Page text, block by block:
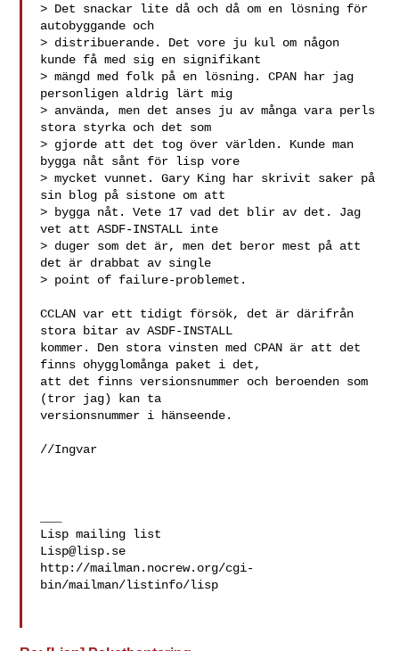
> Det snackar lite då och då om en lösning för
autobyggande och
> distribuerande. Det vore ju kul om någon
kunde få med sig en signifikant
> mängd med folk på en lösning. CPAN har jag
personligen aldrig lärt mig
> använda, men det anses ju av många vara perls
stora styrka och det som
> gjorde att det tog över världen. Kunde man
bygga nåt sånt för lisp vore
> mycket vunnet. Gary King har skrivit saker på
sin blog på sistone om att
> bygga nåt. Vete 17 vad det blir av det. Jag
vet att ASDF-INSTALL inte
> duger som det är, men det beror mest på att
det är drabbat av single
> point of failure-problemet.
CCLAN var ett tidigt försök, det är därifrån
stora bitar av ASDF-INSTALL
kommer. Den stora vinsten med CPAN är att det
finns ohygglomånga paket i det,
att det finns versionsnummer och beroenden som
(tror jag) kan ta
versionsnummer i hänseende.
//Ingvar
Lisp@lisp.se
http://mailman.nocrew.org/cgi-
bin/mailman/listinfo/lisp